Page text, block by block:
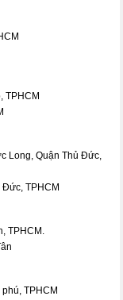
TPHCM
Long, Quận Thủ Đức,
Đức, TPHCM
TPHCM.
TPHCM